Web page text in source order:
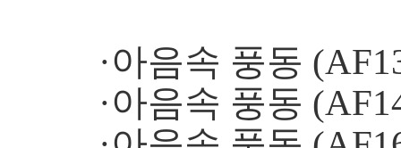
·아음속 풍동
·아음속 풍동